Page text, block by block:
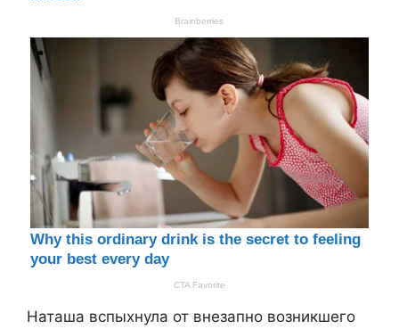
Наташа вспыхнула от внезапно возникшего